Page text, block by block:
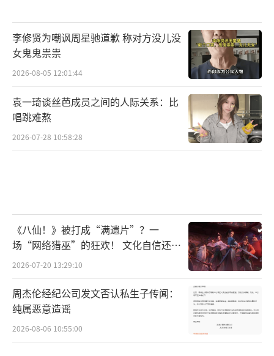
李修贤为嘲讽周星驰道歉 称对方没儿没
女鬼鬼祟祟
2026-08-05 12:01:44
袁一琦谈丝芭成员之间的人际关系：比
唱跳难熬
2026-07-28 10:58:28
《八仙！》被打成“满遗片”？一
场“网络猎巫”的狂欢！ 文化自信还是
焦虑？
2026-07-20 13:29:10
周杰伦经纪公司发文否认私生子传闻：
纯属恶意造谣
2026-08-06 10:55:00